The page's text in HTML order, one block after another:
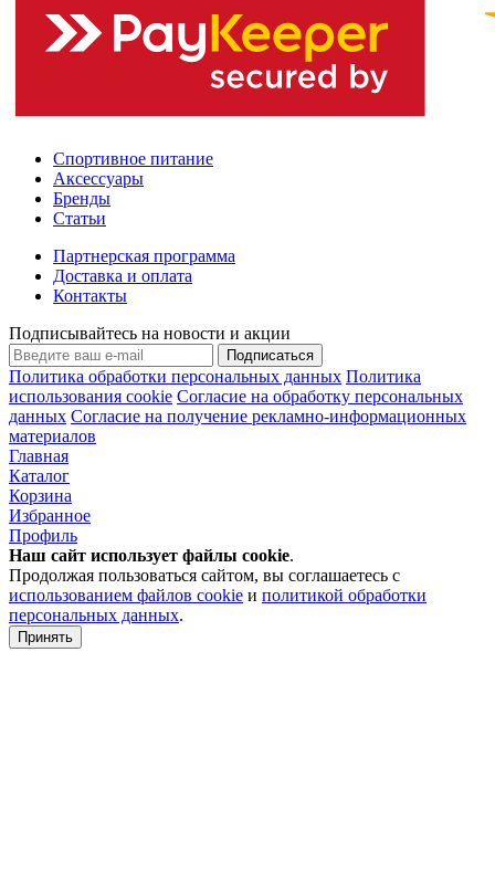
Спортивное питание
Аксессуары
Бренды
Статьи
Партнерская программа
Доставка и оплата
Контакты
Подписывайтесь на новости и акции
Подписаться
Политика обработки персональных данных Политика
использования cookie Согласие на обработку персональных
данных Согласие на получение рекламно-информационных
материалов
Главная
Каталог
Корзина
Избранное
Профиль
Наш сайт использует файлы cookie.
Продолжая пользоваться сайтом, вы соглашаетесь с
использованием файлов cookie и политикой обработки
персональных данных.
Принять